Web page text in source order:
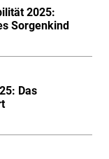
2025:
Sorgenkind
Das